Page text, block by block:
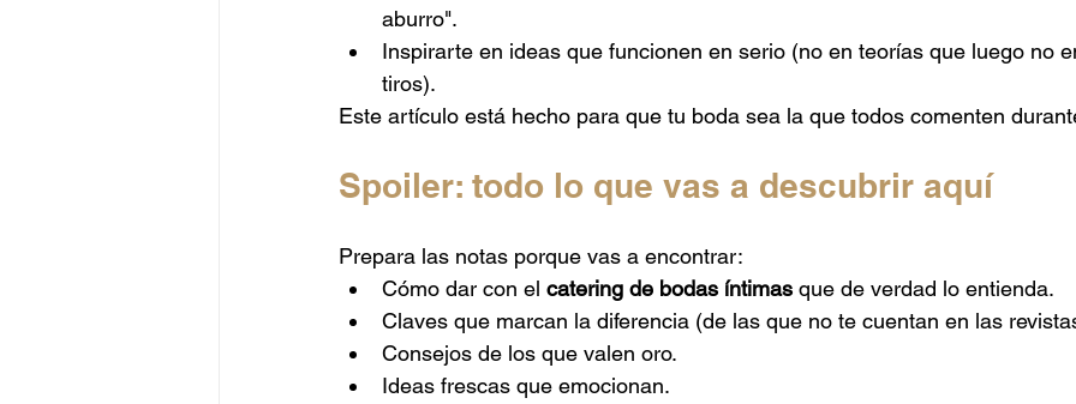
aburro".
Inspirarte en ideas que funcionen en serio (no en teorías que luego no
tiros).
Este artículo está hecho para que tu boda sea la que todos comenten
Spoiler: todo lo que vas a descubrir aquí
Prepara las notas porque vas a encontrar:
Cómo dar con el catering de bodas íntimas que de verdad lo entienda.
Claves que marcan la diferencia (de las que no te cuentan en las
Consejos de los que valen oro.
Ideas frescas que emocionan.